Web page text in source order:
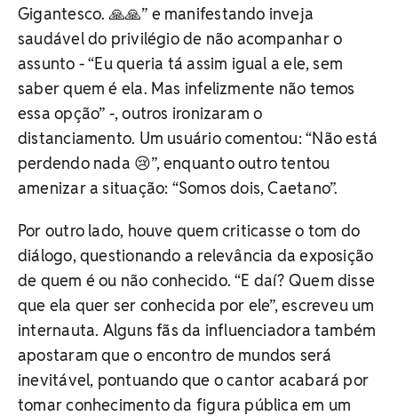
Gigantesco. 🙏🙏” e manifestando inveja
saudável do privilégio de não acompanhar o
assunto - “Eu queria tá assim igual a ele, sem
saber quem é ela. Mas infelizmente não temos
essa opção” -, outros ironizaram o
distanciamento. Um usuário comentou: “Não está
perdendo nada 😢”, enquanto outro tentou
amenizar a situação: “Somos dois, Caetano”.
Por outro lado, houve quem criticasse o tom do
diálogo, questionando a relevância da exposição
de quem é ou não conhecido. “E daí? Quem disse
que ela quer ser conhecida por ele”, escreveu um
internauta. Alguns fãs da influenciadora também
apostaram que o encontro de mundos será
inevitável, pontuando que o cantor acabará por
tomar conhecimento da figura pública em um